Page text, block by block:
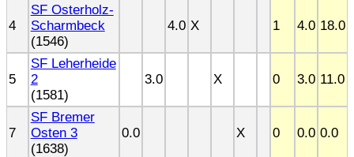
4
SF Osterholz-
Scharmbeck
(1546)
4.0 X 1 4.0 18.0
5
SF Leherheide
2
(1581)
3.0 X 0 3.0 11.0
7
SF Bremer
Osten 3
(1638)
0.0 X 0 0.0 0.0